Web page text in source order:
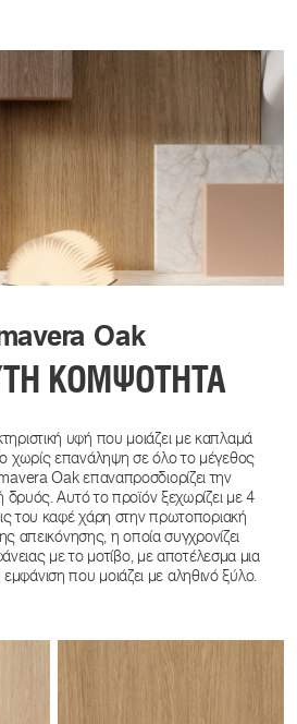
Oak
ΚΟΜΨΌΤΗΤΑ
υφή που μοιάζει με καπλαμά
χωρίς επανάληψη σε όλο το μέγεθος
Oak επαναπροσδιορίζει την
δρυός. Αυτό το προϊόν ξεχωρίζει με 4
του καφέ χάρη στην πρωτοποριακή
απεικόνησης, η οποία συγχρονίζει
με το μοτίβο, με αποτέλεσμα μια
εμφάνιση που μοιάζει με αληθινό ξύλο.